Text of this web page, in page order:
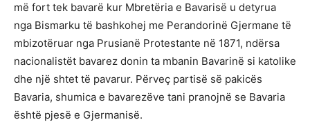
më fort tek bavarë kur Mbretëria e Bavarisë u detyrua
nga Bismarku të bashkohej me Perandorinë Gjermane të
mbizotëruar nga Prusianë Protestante në 1871, ndërsa
nacionalistët bavarez donin ta mbanin Bavarinë si katolike
dhe një shtet të pavarur. Përveç partisë së pakicës
Bavaria, shumica e bavarezëve tani pranojnë se Bavaria
është pjesë e Gjermanisë.